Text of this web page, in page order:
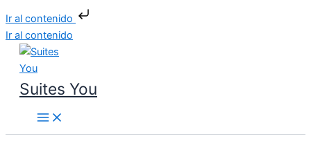
Ir al contenido
Ir al contenido
Suites You